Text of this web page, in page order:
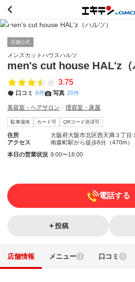
店舗公式
メンズカットハウスハルツ
men's cut house HAL'z（
3.75
口コミ 6件 写真 20件
美容室・ヘアサロン 理容室・床屋
駐車場有 カード可 QRコード決済可
住所
大阪府大阪市北区西天満３丁目
アクセス
南森町駅から徒歩6分（470m）
本日の営業状況 9:00〜18:00
電話する
投稿
店舗情報 メニュー 1 口コミ 6